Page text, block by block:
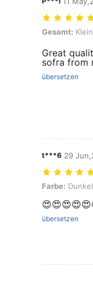
Gesamt:
Gesamt:
Great
sofra from
übersetzen
t***6 29
Farbe:
Farbe:
übersetzen